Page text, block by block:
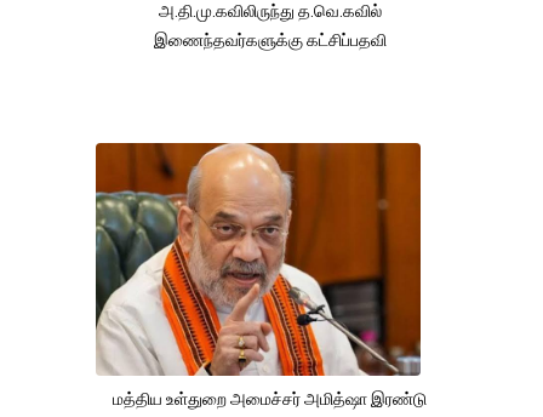
அ.தி.மு.கவிலிருந்து த.வெ.கவில்
இணைந்தவர்களுக்கு கட்சிப்பதவி
மத்திய உள்துறை அமைச்சர் அமித்ஷா இரண்டு